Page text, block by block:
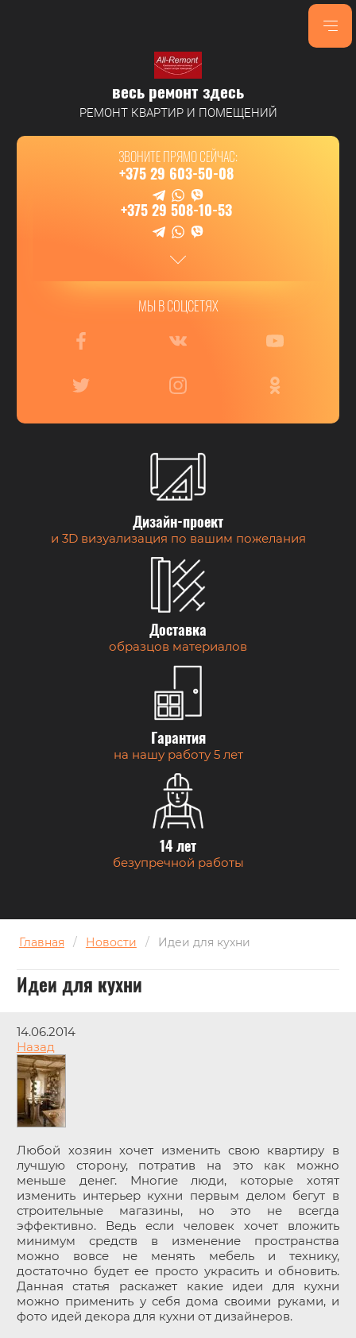
весь ремонт здесь
РЕМОНТ КВАРТИР И ПОМЕЩЕНИЙ
ЗВОНИТЕ ПРЯМО СЕЙЧАС:
+375 29 603-50-08
+375 29 508-10-53
МЫ В СОЦСЕТЯХ
Дизайн-проект
и 3D визуализация по вашим пожелания
Доставка
образцов материалов
Гарантия
на нашу работу 5 лет
14 лет
безупречной работы
Главная / Новости / Идеи для кухни
Идеи для кухни
14.06.2014
Назад
Любой хозяин хочет изменить свою квартиру в
лучшую сторону, потратив на это как можно
меньше денег. Многие люди, которые хотят
изменить интерьер кухни первым делом бегут в
строительные магазины, но это не всегда
эффективно. Ведь если человек хочет вложить
минимум средств в изменение пространства
можно вовсе не менять мебель и технику,
достаточно будет ее просто украсить и обновить.
Данная статья раскажет какие идеи для кухни
можно применить у себя дома своими руками, и
фото идей декора для кухни от дизайнеров.